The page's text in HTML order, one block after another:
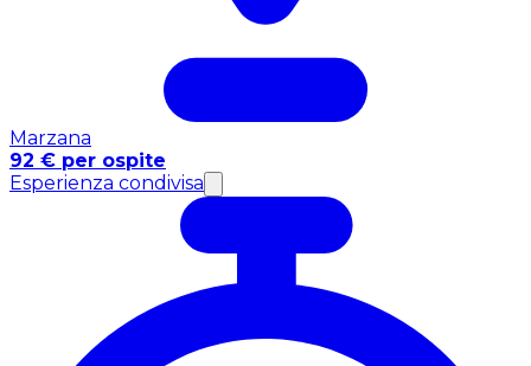
Marzana
92 € per ospite
Esperienza condivisa